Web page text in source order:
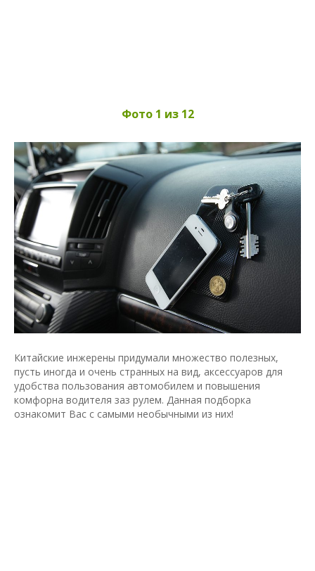
Фото 1 из 12
Китайские инжерены придумали множество полезных,
пусть иногда и очень странных на вид, аксессуаров для
удобства пользования автомобилем и повышения
комфорна водителя заз рулем. Данная подборка
ознакомит Вас с самыми необычными из них!